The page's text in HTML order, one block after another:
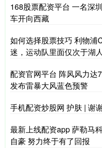
168股票配资平台 一名深
车开向西藏
如何选择股票技巧 利物浦
迷，运动队里面仅次于湖人
配资官网平台 阵风风力达
发布雷暴大风蓝色预警
手机配资炒股网 护肤 | 谢
最新上线配资app 萨勒马
自豪 努力终于有了回报